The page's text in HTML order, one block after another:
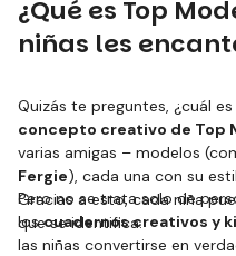
¿Qué es Top
niñas les
Quizás te preguntes, ¿cuál
concepto creativo de Top
varias amigas – modelos
Fergie), cada una con su
Gracias a esto, cada niña
que se identifica.
Pero no se trata solo de
loscuadernos creativos y
las niñas convertirse en